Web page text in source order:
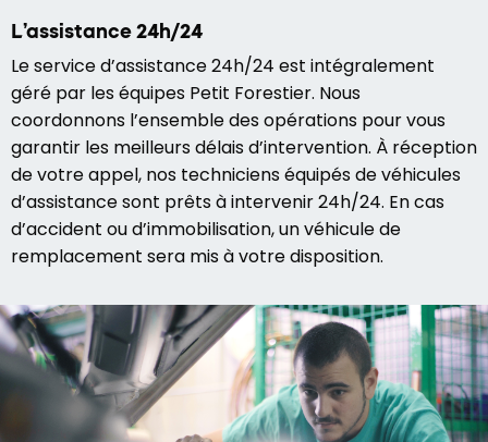
L’assistance 24h/24
Le service d’assistance 24h/24 est intégralement
géré par les équipes Petit Forestier. Nous
coordonnons l’ensemble des opérations pour vous
garantir les meilleurs délais d’intervention. À réception
de votre appel, nos techniciens équipés de véhicules
d’assistance sont prêts à intervenir 24h/24. En cas
d’accident ou d’immobilisation, un véhicule de
remplacement sera mis à votre disposition.